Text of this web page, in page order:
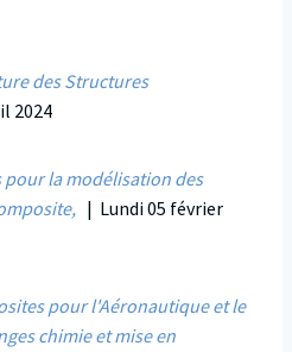
des Structures
2024
la modélisation des
| Lundi 05 février
pour l'Aéronautique et le
chimie et mise en